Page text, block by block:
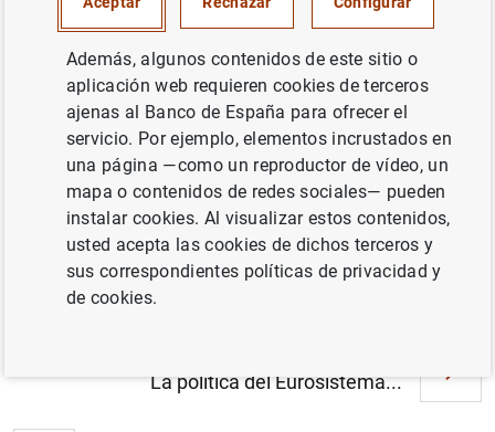
Evolución monetaria de la zona del euro:
agosto de 2001. Texto (21KB )
Evolución monetaria de la zona del euro:
agosto de 2001. Cuadro (12KB )
La política del Eurosistema...
Además, algunos contenidos de este sitio o
aplicación web requieren cookies de terceros
ajenas al Banco de España para ofrecer el
servicio. Por ejemplo, elementos incrustados en
una página —como un reproductor de vídeo, un
mapa o contenidos de redes sociales— pueden
instalar cookies. Al visualizar estos contenidos,
usted acepta las cookies de dichos terceros y
sus correspondientes políticas de privacidad y
de cookies.